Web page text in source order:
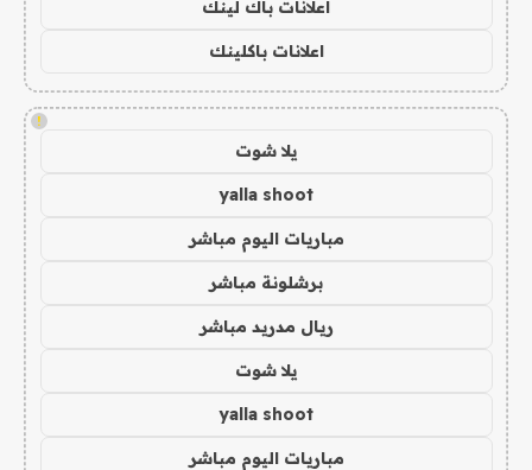
اعلانات باك لينك
اعلانات باكلينك
!
يلا شوت
yalla shoot
مباريات اليوم مباشر
برشلونة مباشر
ريال مدريد مباشر
يلا شوت
yalla shoot
مباريات اليوم مباشر